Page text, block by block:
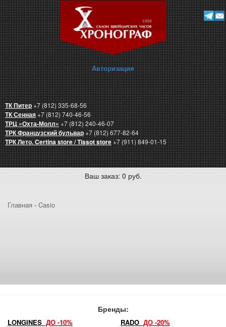
Авторизация
ТК Питер+7 (812) 335-68-56
ТК Сенная+7 (812) 740-46-56
ТРЦ «Охта-Молл»+7 (812) 240-46-07
ТРК Французский бульвар+7 (812) 677-82-64
ТРК Лето. Certina store / Tissot store+7 (911) 849-01-15
Ваш заказ: 0 руб.
Главная - Casio
Бренды:
LONGINES ДО -10% RADO ДО -20%